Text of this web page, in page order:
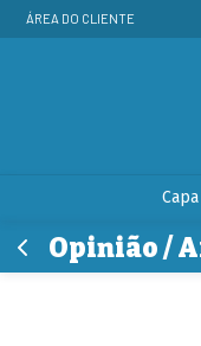
ÁREA DO CLIENTE
Capa
Opinião /